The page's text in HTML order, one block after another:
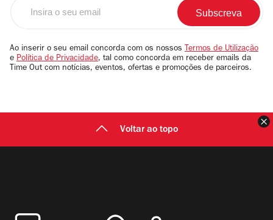
email
Ao inserir o seu email concorda com os nossos Termos de Utilização
e Política de Privacidade, tal como concorda em receber emails da
Time Out com notícias, eventos, ofertas e promoções de parceiros.
Voltar ao topo